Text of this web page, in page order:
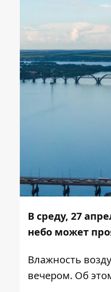
В среду, 27
небо может
Влажность
вечером. Об